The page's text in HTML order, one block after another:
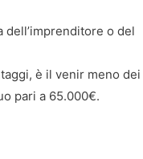
dell’imprenditore o del
è il venir meno dei
pari a 65.000€.